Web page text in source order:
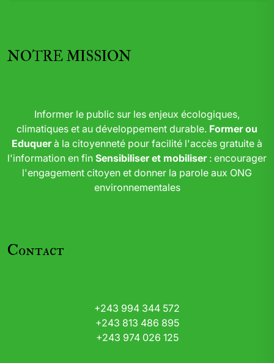
NOTRE MISSION
Informer le public sur les enjeux écologiques,
climatiques et au développement durable. Former ou
Eduquerà la citoyenneté pour facilité l'accès gratuite à
l'information en fin Sensibiliser et mobiliser: encourager
l'engagement citoyen et donner la parole aux ONG
environnementales
Contact
+243 994 344 572
+243 813 486 895
+243 974 026 125